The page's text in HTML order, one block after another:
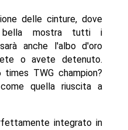
delle cinture, dove
bella mostra tutti i
anche l'albo d'oro
o avete detenuto.
TWG champion?
quella riuscita a
integrato in